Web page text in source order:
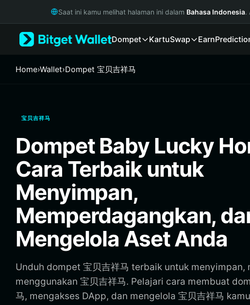
Русский
Italiano
繁體中文
Bahasa Indonesia
ภาษาไทย
Español
Português (Brasil)
Español (Argentina)
Saat ini kamu melihat halaman ini dalam Bahasa Indonesia.
Dompet KartuSwap Earn
Home›Wallet›Dompet 宝贝吉祥马
宝贝吉祥马
Dompet Baby Lucky
Cara Terbaik untuk
Menyimpan,
Memperdagangkan,
Mengelola Aset Anda
Unduh dompet 宝贝吉祥马 terbaik untuk menyimpan,
menggunakan 宝贝吉祥马. Pelajari cara membuat
马, mengakses DApp, dan mengelola 宝贝吉祥马